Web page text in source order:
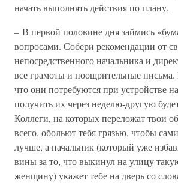
начать выполнять действия по плану.
– В первой половине дня займись
вопросами. Собери рекомендации от
непосредственного начальника и
все грамоты и поощрительные
что они потребуются при устройстве
получить их через неделю-другую
Коллеги, на которых переложат твои
всего, обольют тебя грязью, чтобы
лучше, а начальник (который уже
вины за то, что выкинул на улицу
женщину) укажет тебе на дверь со